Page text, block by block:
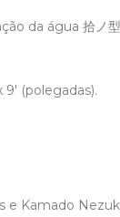
da água 拾ノ
(polegadas).
e Kamado